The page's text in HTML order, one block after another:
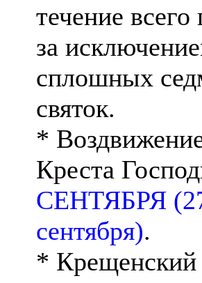
течение всего
за
сплошных
святок.
*
Креста
СЕНТЯБРЯ
сентября).
* Крещенский